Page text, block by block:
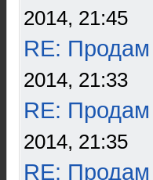
2014, 21:45
RE: Продам
2014, 21:33
RE: Продам
2014, 21:35
RE: Продам